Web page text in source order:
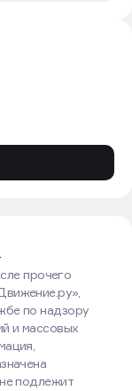
прочего
по надзору
и массовых
подлежит